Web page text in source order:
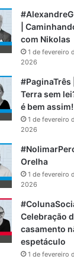
|
com Nikolas
1 de fevereiro
2026
#PaginaTrês |
Terra sem
é bem assim!
1 de fevereiro
2026
Orelha
1 de fevereiro
2026
Celebração
casamento
espetáculo
1 de fevereiro